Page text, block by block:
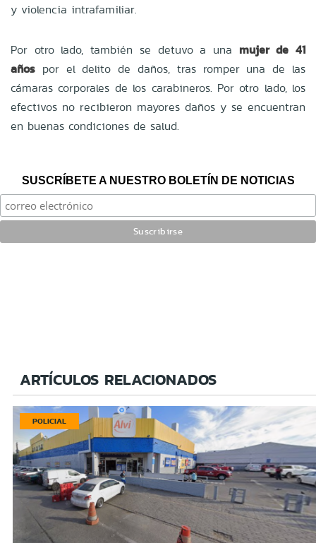
y violencia intrafamiliar.
Por otro lado, también se detuvo a una mujer de 41
años por el delito de daños, tras romper una de las
cámaras corporales de los carabineros. Por otro lado, los
efectivos no recibieron mayores daños y se encuentran
en buenas condiciones de salud.
SUSCRÍBETE A NUESTRO BOLETÍN DE NOTICIAS
ARTÍCULOS RELACIONADOS
POLICIAL